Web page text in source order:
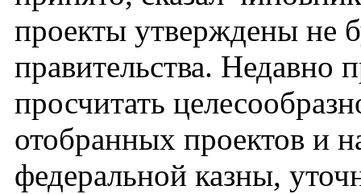
проекты утверждены не
правительства.
просчитать
отобранных проектов и
федеральной казны,